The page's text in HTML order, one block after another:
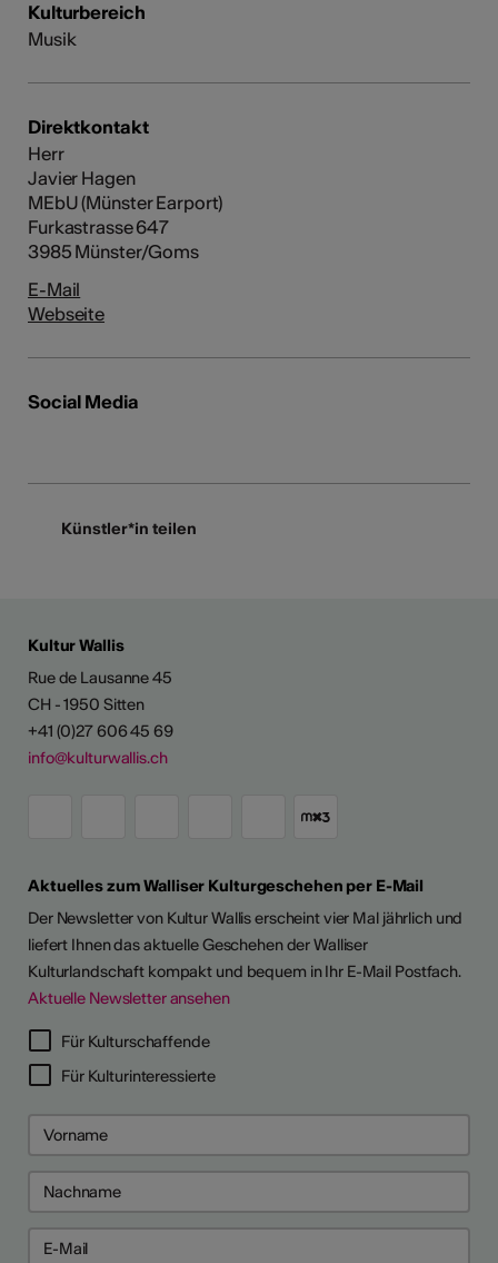
Kulturbereich
Musik
Direktkontakt
Herr
Javier Hagen
MEbU (Münster Earport)
Furkastrasse 647
3985 Münster/Goms
E-Mail
Webseite
Social Media
Künstler*in teilen
Kultur Wallis
Rue de Lausanne 45
CH - 1950 Sitten
+41 (0)27 606 45 69
info@kulturwallis.ch
Aktuelles zum Walliser Kulturgeschehen per E-Mail
Der Newsletter von Kultur Wallis erscheint vier Mal jährlich und
liefert Ihnen das aktuelle Geschehen der Walliser
Kulturlandschaft kompakt und bequem in Ihr E-Mail Postfach.
Aktuelle Newsletter ansehen
Für Kulturschaffende
Für Kulturinteressierte